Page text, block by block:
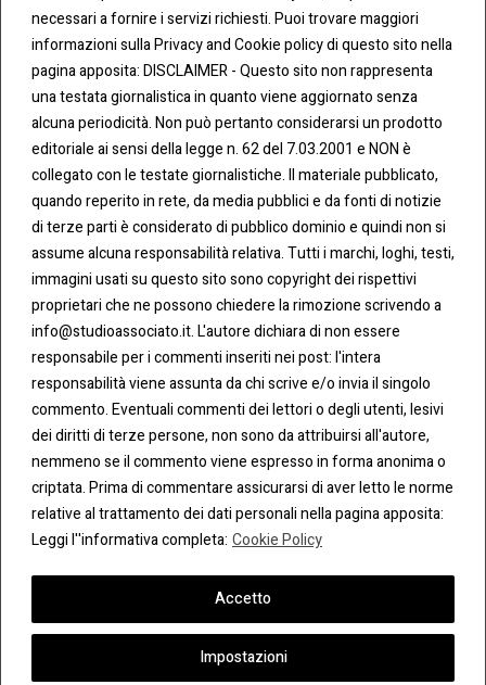
necessari a fornire i servizi richiesti. Puoi trovare maggiori
informazioni sulla Privacy and Cookie policy di questo sito nella
pagina apposita: DISCLAIMER - Questo sito non rappresenta
una testata giornalistica in quanto viene aggiornato senza
alcuna periodicità. Non può pertanto considerarsi un prodotto
editoriale ai sensi della legge n. 62 del 7.03.2001 e NON è
collegato con le testate giornalistiche. Il materiale pubblicato,
quando reperito in rete, da media pubblici e da fonti di notizie
di terze parti è considerato di pubblico dominio e quindi non si
assume alcuna responsabilità relativa. Tutti i marchi, loghi, testi,
immagini usati su questo sito sono copyright dei rispettivi
proprietari che ne possono chiedere la rimozione scrivendo a
info@studioassociato.it. L'autore dichiara di non essere
responsabile per i commenti inseriti nei post: l'intera
responsabilità viene assunta da chi scrive e/o invia il singolo
commento. Eventuali commenti dei lettori o degli utenti, lesivi
dei diritti di terze persone, non sono da attribuirsi all'autore,
nemmeno se il commento viene espresso in forma anonima o
criptata. Prima di commentare assicurarsi di aver letto le norme
relative al trattamento dei dati personali nella pagina apposita:
Leggi l''informativa completa: Cookie Policy
Impostazioni
Accetto
CONT
ATTI
Tel:
0283438.482
Fax:
0283438.483
mail:
info@studioassociato.it
Via
Vittor
Pisani,
13 -
20124
Milano
COO
KIE &
PRIV
ACY
Cookie
Policy
Privacy
Policy